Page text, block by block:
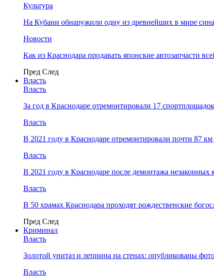
Культура
На Кубани обнаружили одну из древнейших в мире
Новости
Как из Краснодара продавать японские автозапчасти
Пред След
Власть
Власть
За год в Краснодаре отремонтировали 17
Власть
В 2021 году в Краснодаре отремонтировали почти 87
Власть
В 2021 году в Краснодаре после демонтажа
Власть
В 50 храмах Краснодара проходят рождественские
Пред След
Криминал
Власть
​Золотой унитаз и лепнина на стенах: опубликованы
Власть